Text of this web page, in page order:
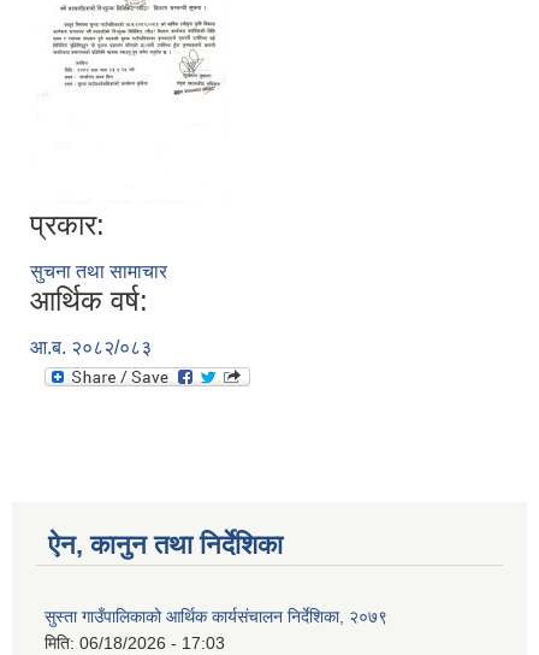
प्रकार:
सुचना तथा सामाचार
आर्थिक वर्ष:
आ.ब. २०८२/०८३
ऐन, कानुन तथा निर्देशिका
सुस्ता गाउँपालिकाको आर्थिक कार्यसंचालन निर्देशिका, २०७९
मिति: 06/18/2026 - 17:03